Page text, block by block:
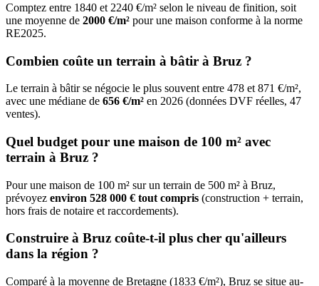
Comptez entre 1840 et 2240 €/m² selon le niveau de finition, soit
une moyenne de 2000 €/m² pour une maison conforme à la norme
RE2025.
Combien coûte un terrain à bâtir à Bruz ?
Le terrain à bâtir se négocie le plus souvent entre 478 et 871 €/m²,
avec une médiane de 656 €/m² en 2026 (données DVF réelles, 47
ventes).
Quel budget pour une maison de 100 m² avec
terrain à Bruz ?
Pour une maison de 100 m² sur un terrain de 500 m² à Bruz,
prévoyez environ 528 000 € tout compris (construction + terrain,
hors frais de notaire et raccordements).
Construire à Bruz coûte-t-il plus cher qu'ailleurs
dans la région ?
Comparé à la moyenne de Bretagne (1833 €/m²), Bruz se situe au-